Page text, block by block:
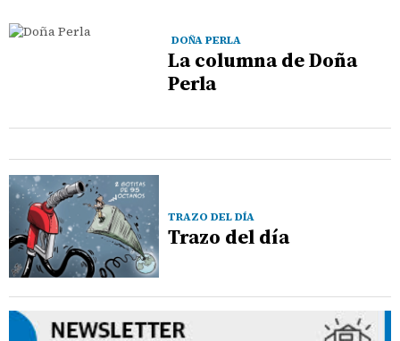
DOÑA PERLA
La columna de Doña
Perla
TRAZO DEL DÍA
Trazo del día